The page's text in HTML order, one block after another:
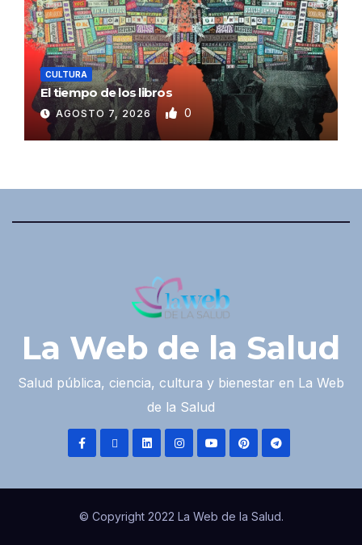
CULTURA
El tiempo de los libros
AGOSTO 7, 2026 0
La Web de la Salud
Salud pública, ciencia, cultura y bienestar en La Web
de la Salud
© Copyright 2022 La Web de la Salud.